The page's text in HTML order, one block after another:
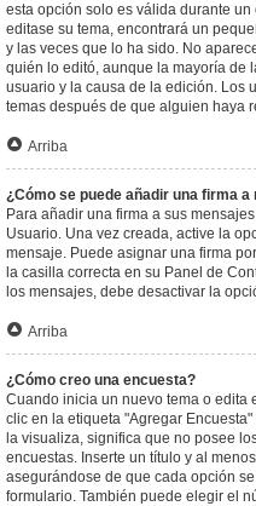
esta opción solo es válida durante
editase su tema, encontrará un
y las veces que lo ha sido. No
quién lo editó, aunque la mayoría de
usuario y la causa de la edición. Los
temas después de que alguien haya
Arriba
¿Cómo se puede añadir una firma a
Para añadir una firma a sus
Usuario. Una vez creada, active la
mensaje. Puede asignar una firma
la casilla correcta en su Panel de
los mensajes, debe desactivar la
Arriba
¿Cómo creo una encuesta?
Cuando inicia un nuevo tema o edita
clic en la etiqueta "Agregar
la visualiza, significa que no posee
encuestas. Inserte un título y al
asegurándose de que cada opción
formulario. También puede elegir el